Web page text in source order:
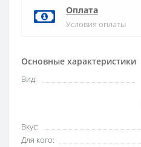
Основные характеристики
Вид:
Вкус:
Для кого:
Оплата
Условия оплаты